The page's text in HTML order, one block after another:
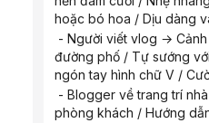
hoặc bó hoa / Dịu dàng
đường phố / Tự sướng
ngón tay hình chữ V /
phòng khách / Hướng